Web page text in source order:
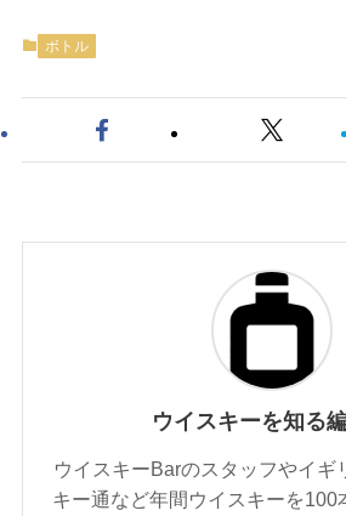
ボトル
ウイスキーを知る
ウイスキーBarのスタッフやイギ
キー通など年間ウイスキーを100